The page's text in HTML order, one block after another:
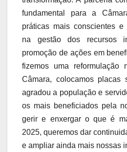
fundamental para a
práticas mais conscientes e
na gestão dos recursos
promoção de ações em
fizemos uma reformulação
Câmara, colocamos placas
agradou a população e
os mais beneficiados pela
gerir e enxergar o que é
2025, queremos dar
e ampliar ainda mais nossas